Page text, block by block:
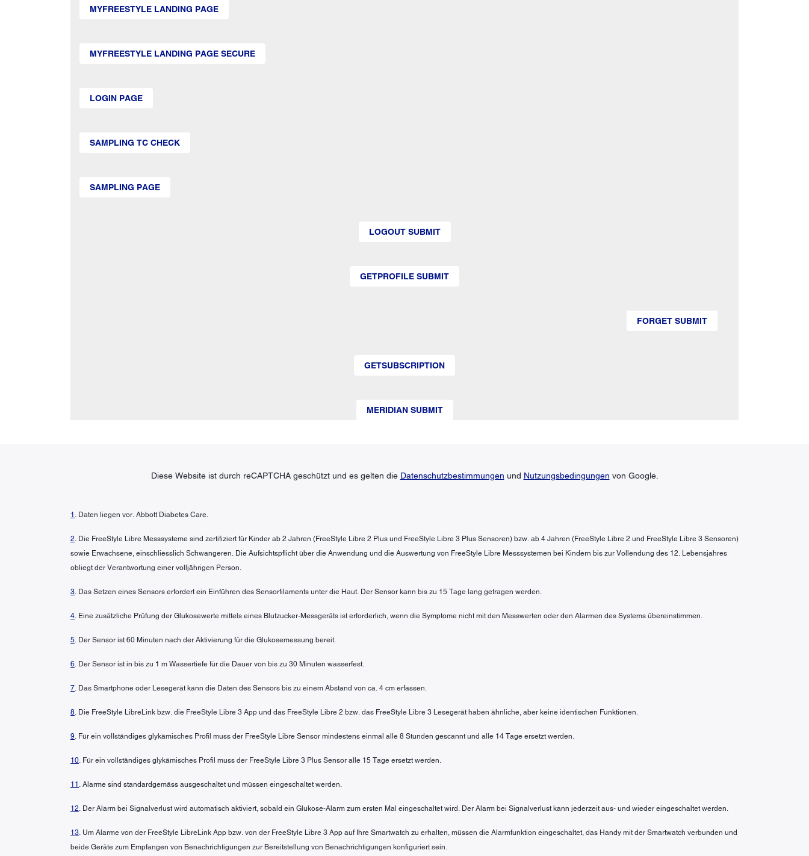
MYFREESTYLE LANDING PAGE
MYFREESTYLE LANDING PAGE SECURE
LOGIN PAGE
SAMPLING TC CHECK
SAMPLING PAGE
LOGOUT SUBMIT
GETPROFILE SUBMIT
FORGET SUBMIT
GETSUBSCRIPTION
MERIDIAN SUBMIT
Diese Website ist durch reCAPTCHA geschützt und es gelten die Datenschutzbestimmungen und Nutzungsbedingungen von Google.
1 . Daten liegen vor. Abbott Diabetes Care.
2. Die FreeStyle Libre Messsysteme sind zertifiziert für Kinder ab 2 Jahren (FreeStyle Libre 2 Plus und FreeStyle Libre 3 Plus Sensoren) bzw. ab 4 Jahren (FreeStyle Libre 2 und FreeStyle Libre 3 Sensoren)
sowie Erwachsene, einschliesslich Schwangeren. Die Aufsichtspflicht über die Anwendung und die Auswertung von FreeStyle Libre Messsystemen bei Kindern bis zur Vollendung des 12. Lebensjahres
obliegt der Verantwortung einer volljährigen Person.
3. Das Setzen eines Sensors erfordert ein Einführen des Sensorfilaments unter die Haut. Der Sensor kann bis zu 15 Tage lang getragen werden.
4. Eine zusätzliche Prüfung der Glukosewerte mittels eines Blutzucker-Messgeräts ist erforderlich, wenn die Symptome nicht mit den Messwerten oder den Alarmen des Systems übereinstimmen.
5. Der Sensor ist 60 Minuten nach der Aktivierung für die Glukosemessung bereit.
6. Der Sensor ist in bis zu 1 m Wassertiefe für die Dauer von bis zu 30 Minuten wasserfest.
7. Das Smartphone oder Lesegerät kann die Daten des Sensors bis zu einem Abstand von ca. 4 cm erfassen.
8. Die FreeStyle LibreLink bzw. die FreeStyle Libre 3 App und das FreeStyle Libre 2 bzw. das FreeStyle Libre 3 Lesegerät haben ähnliche, aber keine identischen Funktionen.
9. Für ein vollständiges glykämisches Profil muss der FreeStyle Libre Sensor mindestens einmal alle 8 Stunden gescannt und alle 14 Tage ersetzt werden.
10. Für ein vollständiges glykämisches Profil muss der FreeStyle Libre 3 Plus Sensor alle 15 Tage ersetzt werden.
11 . Alarme sind standardgemäss ausgeschaltet und müssen eingeschaltet werden.
12. Der Alarm bei Signalverlust wird automatisch aktiviert, sobald ein Glukose-Alarm zum ersten Mal eingeschaltet wird. Der Alarm bei Signalverlust kann jederzeit aus- und wieder eingeschaltet werden.
13. Um Alarme von der FreeStyle LibreLink App bzw. von der FreeStyle Libre 3 App auf Ihre Smartwatch zu erhalten, müssen die Alarmfunktion eingeschaltet, das Handy mit der Smartwatch verbunden und
beide Geräte zum Empfangen von Benachrichtigungen zur Bereitstellung von Benachrichtigungen konfiguriert sein.